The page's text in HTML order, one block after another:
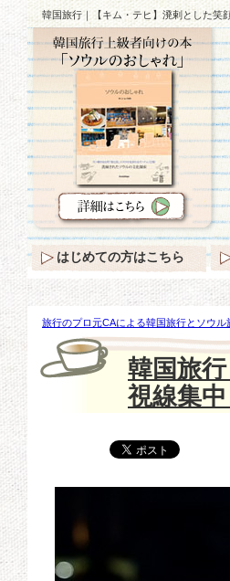
韓国旅行｜【キム・テヒ】溌剌とした笑
旅行のプロ元CAによる韓国旅行とソウ
テヒ】溌剌とした笑顔に視線集中！(空
韓国旅
視線集
はじめての方はこちら